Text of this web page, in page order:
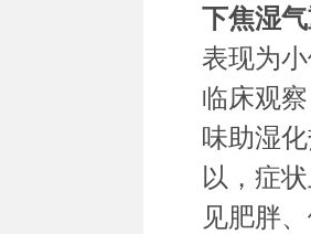
下焦湿
表现为
临床观
味助湿
以，症
见肥胖